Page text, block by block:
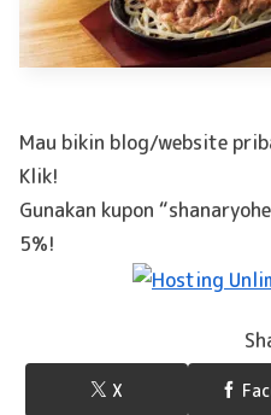
Mau bikin blog/website
Klik!
Gunakan kupon
5%!
X